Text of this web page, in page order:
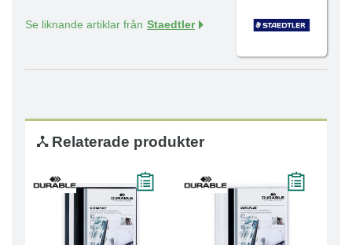
Se liknande artiklar från Staedtler
Relaterade produkter